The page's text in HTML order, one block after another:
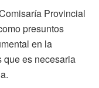
Provincial
presuntos
en la
que es necesaria